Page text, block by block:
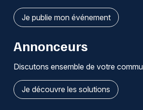
Je publie mon événement
Annonceurs
Discutons ensemble de votre
Je découvre les solutions